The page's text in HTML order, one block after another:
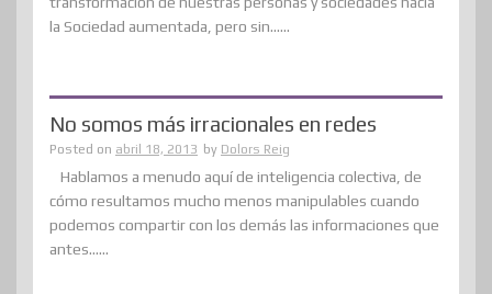
la Sociedad aumentada, pero sin......
No somos más irracionales en redes
Posted on abril 18, 2013 by Dolors Reig
Hablamos a menudo aquí de inteligencia colectiva, de
cómo resultamos mucho menos manipulables cuando
podemos compartir con los demás las informaciones que
antes......